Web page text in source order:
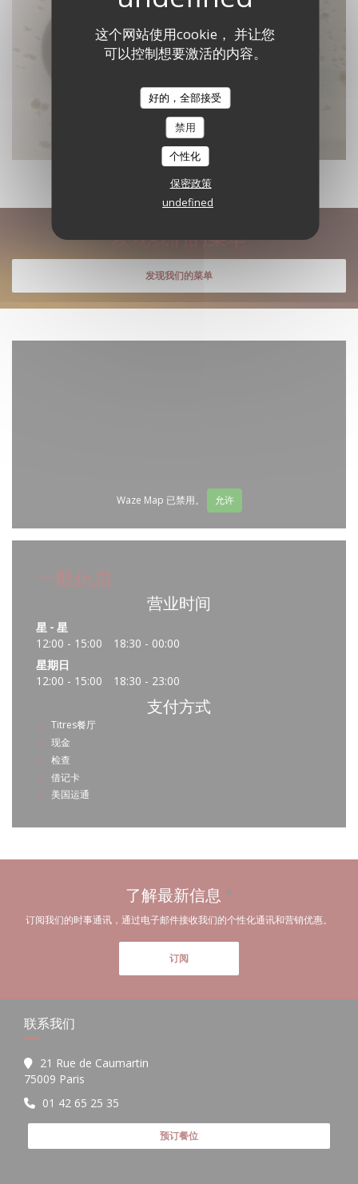
这个网站使用cookie， 并让您
可以控制想要激活的内容。
好的，全部接受
禁用
个性化
保密政策
undefined
发现我们的菜单
发现我们的菜单
Waze Map 已禁用。 允许
一般信息
营业时间
星 - 星
12:00 - 15:00 • 18:30 - 00:00
星期日
12:00 - 15:00 • 18:30 - 23:00
支付方式
Titres餐厅
现金
检查
借记卡
美国运通
了解最新信息 *
订阅我们的时事通讯，通过电子邮件接收我们的个性化通讯和营销优惠。
订阅
联系我们
21 Rue de Caumartin
75009 Paris
01 42 65 25 35
预订餐位